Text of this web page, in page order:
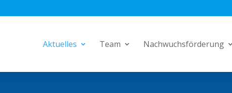
Aktuelles Team Nachwuchsförderung